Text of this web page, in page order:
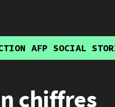
AFP SOCIAL
chiffres